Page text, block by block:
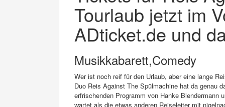
Tourlaub jetzt im
ADticket.de und
Musikkabarett,Comedy
Wer ist noch reif für den Urlaub, aber eine lange
Duo Reis Against The Spülmachine hat da genau
erfrischenden Programm von Hanke Blendermann
wartet als die etwas anderen Reiseleiter mit